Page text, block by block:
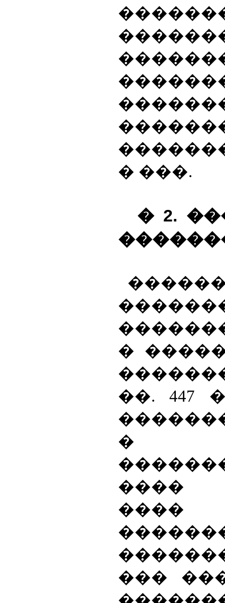
� ���.
� 2.
�
��. 447
�
����
���